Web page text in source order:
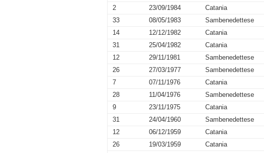
2
23/09/1984 Catania
33
08/05/1983 Sambenedettese
14
12/12/1982 Catania
31
25/04/1982 Catania
12
29/11/1981 Sambenedettese
26
27/03/1977 Sambenedettese
7
07/11/1976 Catania
28
11/04/1976 Sambenedettese
9
23/11/1975 Catania
31
24/04/1960 Sambenedettese
12
06/12/1959 Catania
26
19/03/1959 Catania